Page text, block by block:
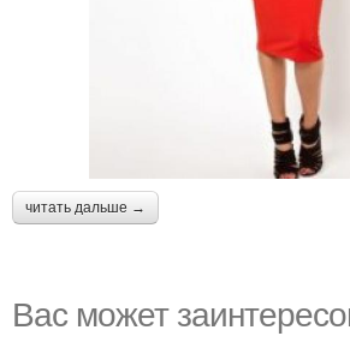
читать дальше →
Вас может